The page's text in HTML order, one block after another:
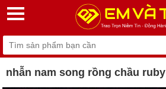
nhẫn nam song rồng chầu ruby